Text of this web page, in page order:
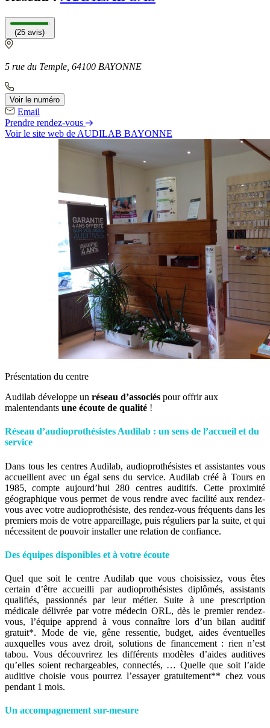
(25 avis)
5 rue du Temple, 64100 BAYONNE
Voir le numéro
Email
Prendre rendez-vous
Voir le site web de AUDILAB BAYONNE
Présentation du centre
Audilab développe un réseau d’associés pour offrir aux
malentendants une écoute de qualité !
Réseau d’audioprothésistes Audilab : un sens de l’accueil et du
service
Dans tous les centres Audilab, audioprothésistes et assistantes vous
accueillent avec un égal sens du service. Audilab créé à Tours en
1985, compte aujourd’hui 280 centres auditifs. Cette proximité
géographique vous permet de vous rendre avec facilité aux rendez-
vous avec votre audioprothésiste, des rendez-vous fréquents dans les
premiers mois de votre appareillage, puis réguliers par la suite, et qui
nécessitent de pouvoir installer une relation de confiance.
Des équipes disponibles et à votre écoute
Quel que soit le centre Audilab que vous choisissiez, vous êtes
certain d’être accueilli par audioprothésistes diplômés, assistants
qualifiés, passionnés par leur métier. Suite à une prescription
médicale délivrée par votre médecin ORL, dès le premier rendez-
vous, l’équipe apprend à vous connaître lors d’un bilan auditif
gratuit*. Mode de vie, gêne ressentie, budget, aides éventuelles
auxquelles vous avez droit, solutions de financement : rien n’est
tabou. Vous découvrirez les différents modèles d’aides auditives
qu’elles soient rechargeables, connectés, … Quelle que soit l’aide
auditive choisie vous pourrez l’essayer gratuitement** chez vous
pendant 1 mois.
Un accompagnement sur-mesure